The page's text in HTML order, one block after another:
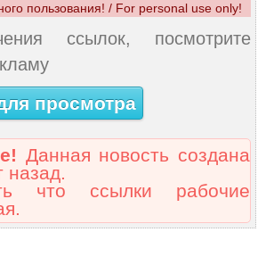
пользования! / For personal use only!
ссылок, посмотрите
просмотра
Данная новость создана
назад.
что ссылки рабочие